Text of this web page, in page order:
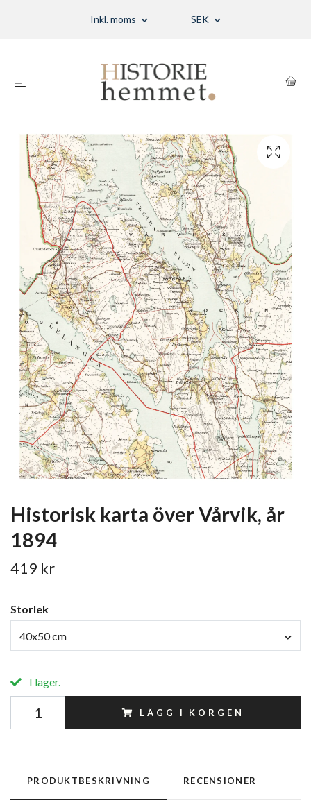
Inkl. moms SEK
Historisk karta över Vårvik, år
1894
419 kr
Storlek
40x50 cm
I lager.
LÄGG I KORGEN
PRODUKTBESKRIVNING RECENSIONER